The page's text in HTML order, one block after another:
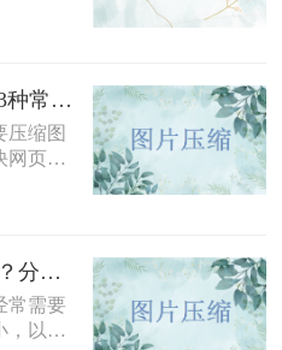
紧。
失、
或者
怎么压缩图片大小？教你3种常用压缩方法！
压缩图
网页加
么压
压缩
照片怎么压缩到500k以内？分享三种实用方法！
常需要
，以满